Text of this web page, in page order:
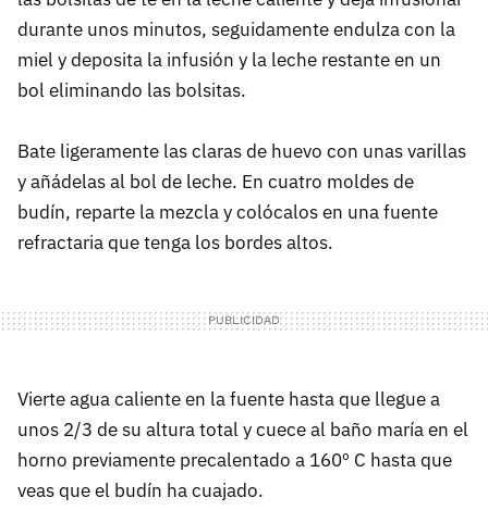
durante unos minutos, seguidamente endulza con la
miel y deposita la infusión y la leche restante en un
bol eliminando las bolsitas.
Bate ligeramente las claras de huevo con unas varillas
y añádelas al bol de leche. En cuatro moldes de
budín, reparte la mezcla y colócalos en una fuente
refractaria que tenga los bordes altos.
Vierte agua caliente en la fuente hasta que llegue a
unos 2/3 de su altura total y cuece al baño maría en el
horno previamente precalentado a 160º C hasta que
veas que el budín ha cuajado.